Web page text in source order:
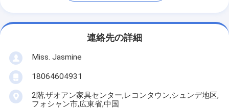
連絡先の詳細
Miss. Jasmine
18064604931
2階,ザオアン家具センター,レコンタウン,シュンデ地区,
フォシャン市,広東省,中国